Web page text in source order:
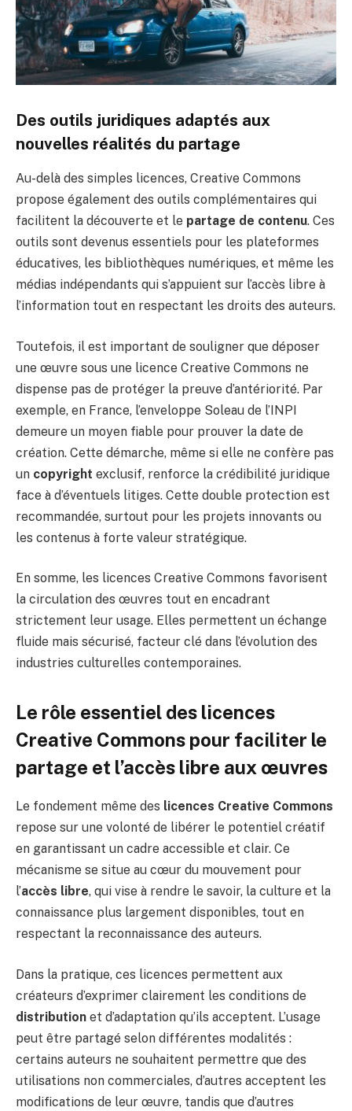
Des outils juridiques adaptés aux
nouvelles réalités du partage
Au-delà des simples licences, Creative Commons
propose également des outils complémentaires qui
facilitent la découverte et le partage de contenu. Ces
outils sont devenus essentiels pour les plateformes
éducatives, les bibliothèques numériques, et même les
médias indépendants qui s’appuient sur l’accès libre à
l’information tout en respectant les droits des auteurs.
Toutefois, il est important de souligner que déposer
une œuvre sous une licence Creative Commons ne
dispense pas de protéger la preuve d’antériorité. Par
exemple, en France, l’enveloppe Soleau de l’INPI
demeure un moyen fiable pour prouver la date de
création. Cette démarche, même si elle ne confère pas
un copyright exclusif, renforce la crédibilité juridique
face à d’éventuels litiges. Cette double protection est
recommandée, surtout pour les projets innovants ou
les contenus à forte valeur stratégique.
En somme, les licences Creative Commons favorisent
la circulation des œuvres tout en encadrant
strictement leur usage. Elles permettent un échange
fluide mais sécurisé, facteur clé dans l’évolution des
industries culturelles contemporaines.
Le rôle essentiel des licences
Creative Commons pour faciliter le
partage et l’accès libre aux œuvres
Le fondement même des licences Creative Commons
repose sur une volonté de libérer le potentiel créatif
en garantissant un cadre accessible et clair. Ce
mécanisme se situe au cœur du mouvement pour
l’accès libre, qui vise à rendre le savoir, la culture et la
connaissance plus largement disponibles, tout en
respectant la reconnaissance des auteurs.
Dans la pratique, ces licences permettent aux
créateurs d’exprimer clairement les conditions de
distribution et d’adaptation qu’ils acceptent. L’usage
peut être partagé selon différentes modalités :
certains auteurs ne souhaitent permettre que des
utilisations non commerciales, d’autres acceptent les
modifications de leur œuvre, tandis que d’autres